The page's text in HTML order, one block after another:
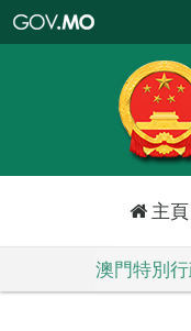
特
政
區
政
口
主頁
澳門特別